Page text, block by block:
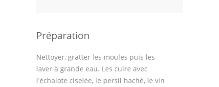
Fêtes Religieuses
Chefs
Forum
Préparation
Nettoyer, gratter les moules puis les
laver à grande eau. Les cuire avec
l'échalote ciselée, le persil haché, le vin